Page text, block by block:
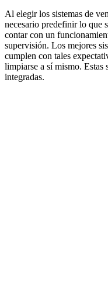
Al elegir los sistemas de
necesario predefinir lo que
contar con un
supervisión. Los mejores
cumplen con tales
limpiarse a sí mismo. Estas
integradas.